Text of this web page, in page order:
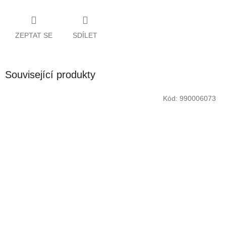
ZEPTAT SE SDÍLET
Související produkty
Kód: 990006073